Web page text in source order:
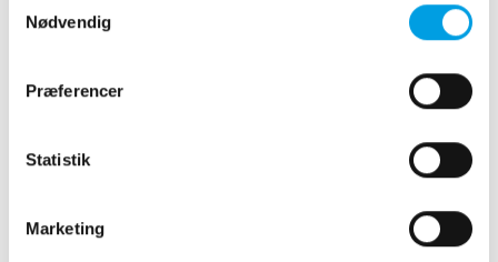
Nødvendig
Præferencer
Statistik
Marketing
sammen og sende blod rundt i kroppen.
EKG målingerne laver vi også på vågne, men
hjertefrekvensen eller iltmætningen afviger fra
at vi under hele forløbet kan overvåge, at alle
kroppens vigtige organer får tilstrækkelig ilt,